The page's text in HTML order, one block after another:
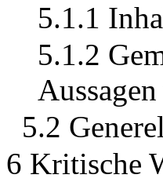
5.1.1
5.1.2
5.2
6 Kritische